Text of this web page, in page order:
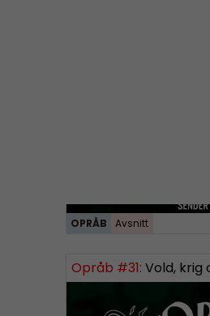
OPRÅB Avsnitt
Opråb #31: Vold, krig og